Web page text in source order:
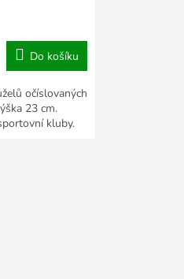
Do košíku
očíslovaných
23 cm.
kluby.